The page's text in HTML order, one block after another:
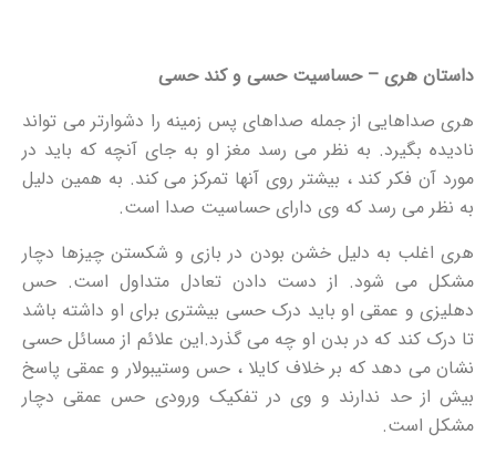
داستان هری – حساسیت حسی و کند حسی
هری صداهایی از جمله صداهای پس زمینه را دشوارتر می تواند
نادیده بگیرد. به نظر می رسد مغز او به جای آنچه که باید در
مورد آن فکر کند ، بیشتر روی آنها تمرکز می کند. به همین دلیل
به نظر می رسد که وی دارای حساسیت صدا است.
هری اغلب به دلیل خشن بودن در بازی و شکستن چیزها دچار
مشکل می شود. از دست دادن تعادل متداول است. حس
دهلیزی و عمقی او باید درک حسی بیشتری برای او داشته باشد
تا درک کند که در بدن او چه می گذرد.این علائم از مسائل حسی
نشان می دهد که بر خلاف کایلا ، حس وستیبولار و عمقی پاسخ
بیش از حد ندارند و وی در تفکیک ورودی حس عمقی دچار
مشکل است.